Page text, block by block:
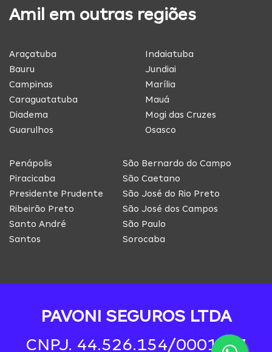
Amil em outras regiões
Araçatuba
Bauru
Campinas
Caraguatatuba
Diadema
Guarulhos
Indaiatuba
Jundiai
Marília
Mauá
Mogi das Cruzes
Osasco
Penápolis
Piracicaba
Presidente Prudente
Ribeirão Preto
Santo André
Santos
São Bernardo do Campo
São Caetano
São José do Rio Preto
São José dos Campos
São Paulo
Sorocaba
PAVONI SEGUROS LTDA
CNPJ. 44.526.154/0001-97